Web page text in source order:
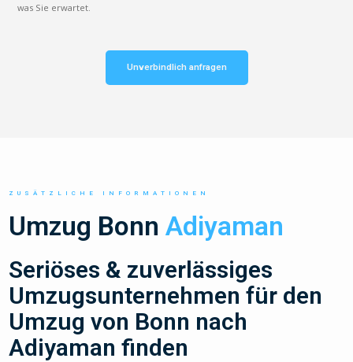
was Sie erwartet.
Unverbindlich anfragen
ZUSÄTZLICHE INFORMATIONEN
Umzug BonnAdiyaman
Seriöses & zuverlässiges
Umzugsunternehmen für den
Umzug von Bonn nach
Adiyaman finden